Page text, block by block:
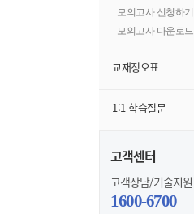
모의고사 신청하기
모의고사 다운로드
교재정오표
1:1 학습질문
고객센터
고객상담/기술지원
1600-6700